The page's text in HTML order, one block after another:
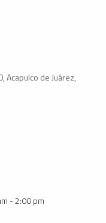
Acapulco de Juárez,
- 2:00 pm